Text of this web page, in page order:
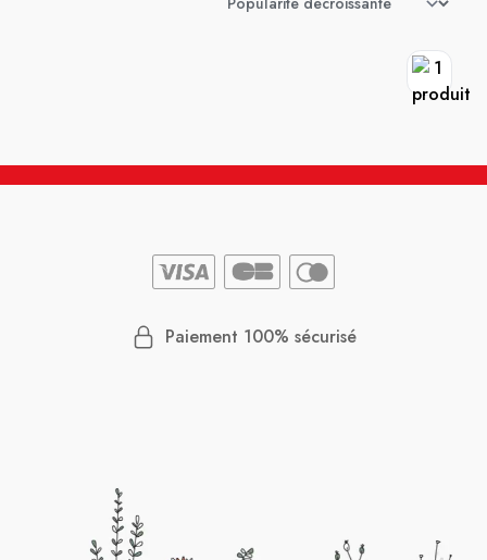
Paiement 100% sécurisé